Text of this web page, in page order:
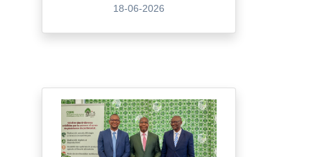
18-06-2026